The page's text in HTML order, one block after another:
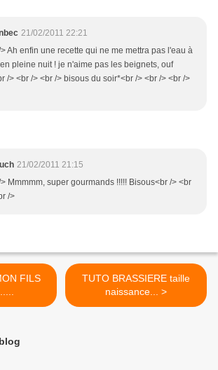
21/02/2011 22:21
Ah enfin une recette qui ne me mettra pas l'eau à
pleine nuit ! je n'aime pas les beignets, ouf
/> <br /> <br /> bisous du soir*<br /> <br /> <br />
21/02/2011 21:15
Mmmmm, super gourmands !!!!! Bisous<br /> <br
/>
TUTO BRASSIERE taille
naissance... >